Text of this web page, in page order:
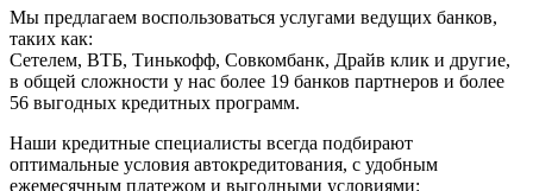
Мы предлагаем воспользоваться услугами ведущих банков,
таких как:
Сетелем, ВТБ, Тинькофф, Совкомбанк, Драйв клик и другие,
в общей сложности у нас более 19 банков партнеров и более
56 выгодных кредитных программ.
Наши кредитные специалисты всегда подбирают
оптимальные условия автокредитования, с удобным
ежемесячным платежом и выгодными условиями: